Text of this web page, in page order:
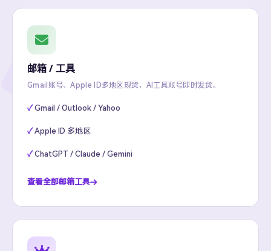
邮箱 / 工具
Gmail账号、Apple ID多地区现货，AI工具账号即时发货。
Gmail / Outlook / Yahoo
Apple ID 多地区
ChatGPT / Claude / Gemini
查看全部邮箱工具